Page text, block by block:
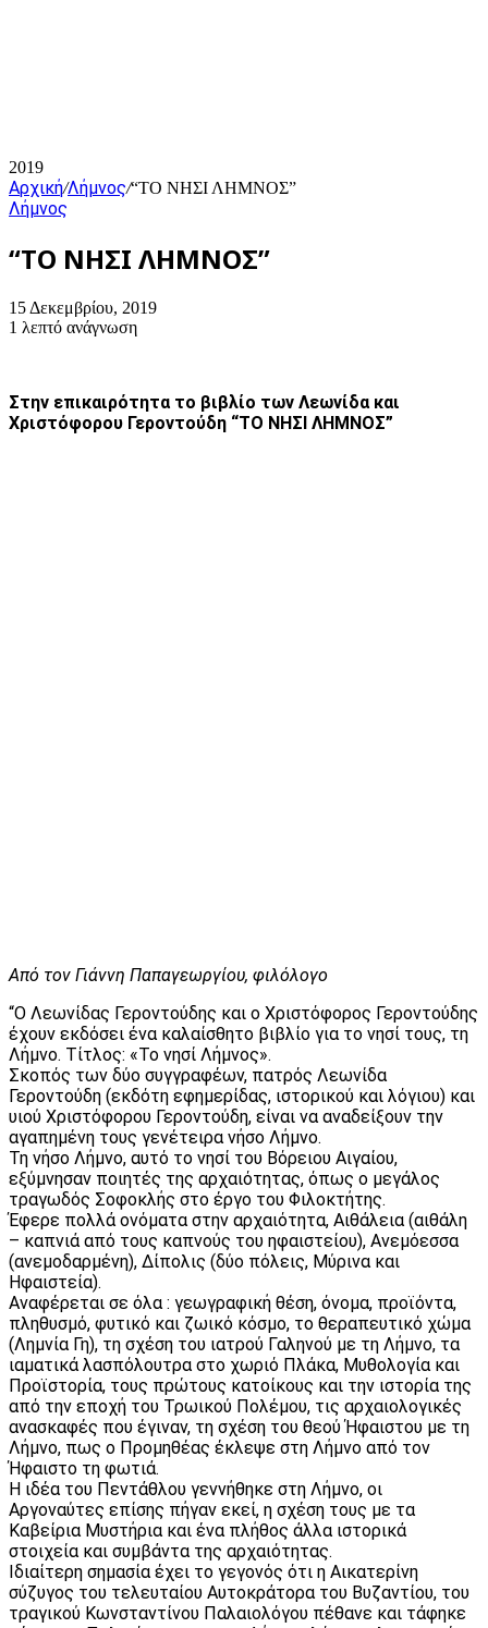
2019
Αρχική/Λήμνος/“ΤΟ ΝΗΣΙ ΛΗΜΝΟΣ”
Λήμνος
“ΤΟ ΝΗΣΙ ΛΗΜΝΟΣ”
15 Δεκεμβρίου, 2019
1 λεπτό ανάγνωση
Στην επικαιρότητα το βιβλίο των Λεωνίδα και
Χριστόφορου Γεροντούδη “ΤΟ ΝΗΣΙ ΛΗΜΝΟΣ”
Από τον Γιάννη Παπαγεωργίου, φιλόλογο
“Ο Λεωνίδας Γεροντούδης και ο Χριστόφορος Γεροντούδης
έχουν εκδόσει ένα καλαίσθητο βιβλίο για το νησί τους, τη
Λήμνο. Τίτλος: «Το νησί Λήμνος».
Σκοπός των δύο συγγραφέων, πατρός Λεωνίδα
Γεροντούδη (εκδότη εφημερίδας, ιστορικού και λόγιου) και
υιού Χριστόφορου Γεροντούδη, είναι να αναδείξουν την
αγαπημένη τους γενέτειρα νήσο Λήμνο.
Τη νήσο Λήμνο, αυτό το νησί του Βόρειου Αιγαίου,
εξύμνησαν ποιητές της αρχαιότητας, όπως ο μεγάλος
τραγωδός Σοφοκλής στο έργο του Φιλοκτήτης.
Έφερε πολλά ονόματα στην αρχαιότητα, Αιθάλεια (αιθάλη
– καπνιά από τους καπνούς του ηφαιστείου), Ανεμόεσσα
(ανεμοδαρμένη), Δίπολις (δύο πόλεις, Μύρινα και
Ηφαιστεία).
Αναφέρεται σε όλα : γεωγραφική θέση, όνομα, προϊόντα,
πληθυσμό, φυτικό και ζωικό κόσμο, το θεραπευτικό χώμα
(Λημνία Γη), τη σχέση του ιατρού Γαληνού με τη Λήμνο, τα
ιαματικά λασπόλουτρα στο χωριό Πλάκα, Μυθολογία και
Προϊστορία, τους πρώτους κατοίκους και την ιστορία της
από την εποχή του Τρωικού Πολέμου, τις αρχαιολογικές
ανασκαφές που έγιναν, τη σχέση του θεού Ήφαιστου με τη
Λήμνο, πως ο Προμηθέας έκλεψε στη Λήμνο από τον
Ήφαιστο τη φωτιά.
Η ιδέα του Πεντάθλου γεννήθηκε στη Λήμνο, οι
Αργοναύτες επίσης πήγαν εκεί, η σχέση τους με τα
Καβείρια Μυστήρια και ένα πλήθος άλλα ιστορικά
στοιχεία και συμβάντα της αρχαιότητας.
Ιδιαίτερη σημασία έχει το γεγονός ότι η Αικατερίνη
σύζυγος του τελευταίου Αυτοκράτορα του Βυζαντίου, του
τραγικού Κωνσταντίνου Παλαιολόγου πέθανε και τάφηκε